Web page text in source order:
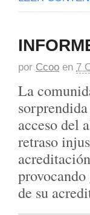
por Ccoo en 7
La
acceso del
retraso
de su